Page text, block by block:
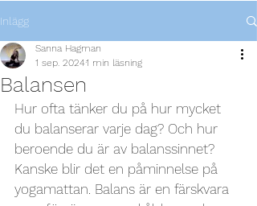
Inlägg
Balansen
Sanna Hagman
1 sep. 20241 min läsning
Hur ofta tänker du på hur mycket
du balanserar varje dag? Och hur
beroende du är av balanssinnet?
Kanske blir det en påminnelse på
yogamattan. Balans är en färskvara